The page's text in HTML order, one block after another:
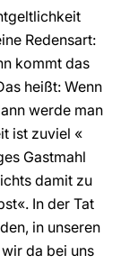
Redensart:
kommt das
heißt: Wenn
werde man
ist zuviel «
Gastmahl
damit zu
In der Tat
in unseren
da bei uns